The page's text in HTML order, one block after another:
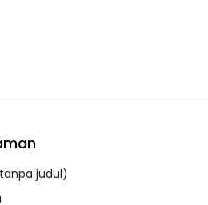
judul)